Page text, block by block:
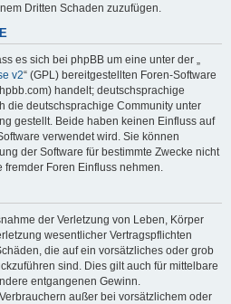
Dritten Schaden zuzufügen.
es sich bei phpBB um eine unter der „
v2“ (GPL) bereitgestellten Foren-Software
handelt; deutschsprachige
die deutschsprachige Community unter
gestellt. Beide haben keinen Einfluss auf
verwendet wird. Sie können
der Software für bestimmte Zwecke nicht
fremder Foren Einfluss nehmen.
der Verletzung von Leben, Körper
wesentlicher Vertragspflichten
die auf ein vorsätzliches oder grob
sind. Dies gilt auch für mittelbare
entgangenen Gewinn.
außer bei vorsätzlichem oder